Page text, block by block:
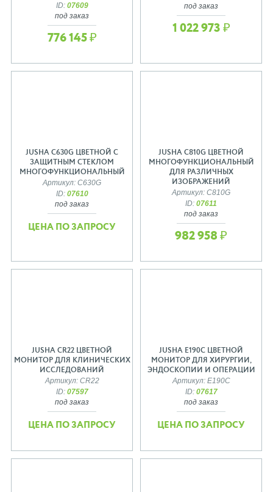
ID: 07609
под заказ
776 145 ₽
под заказ
1 022 973 ₽
JUSHA C630G ЦВЕТНОЙ С
ЗАЩИТНЫМ СТЕКЛОМ
МНОГОФУНКЦИОНАЛЬНЫЙ
Артикул: C630G
ID: 07610
под заказ
ЦЕНА ПО ЗАПРОСУ
JUSHA C810G ЦВЕТНОЙ
МНОГОФУНКЦИОНАЛЬНЫЙ
ДЛЯ РАЗЛИЧНЫХ
ИЗОБРАЖЕНИЙ
Артикул: C810G
ID: 07611
под заказ
982 958 ₽
JUSHA CR22 ЦВЕТНОЙ
МОНИТОР ДЛЯ КЛИНИЧЕСКИХ
ИССЛЕДОВАНИЙ
Артикул: CR22
ID: 07597
под заказ
ЦЕНА ПО ЗАПРОСУ
JUSHA E190C ЦВЕТНОЙ
МОНИТОР ДЛЯ ХИРУРГИИ,
ЭНДОСКОПИИ И ОПЕРАЦИИ
Артикул: E190C
ID: 07617
под заказ
ЦЕНА ПО ЗАПРОСУ